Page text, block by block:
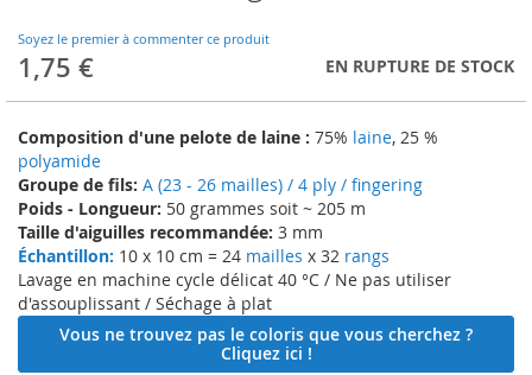
Soyez le premier à commenter ce produit
1,75 € EN RUPTURE DE STOCK
Composition d'une pelote de laine : 75% laine, 25 %
polyamide
Groupe de fils: A (23 - 26 mailles) / 4 ply / fingering
Poids - Longueur: 50 grammes soit ~ 205 m
Taille d'aiguilles recommandée: 3 mm
Échantillon: 10 x 10 cm = 24 mailles x 32 rangs
Lavage en machine cycle délicat 40 °C / Ne pas utiliser
d'assouplissant / Séchage à plat
Vous ne trouvez pas le coloris que vous cherchez ?
Cliquez ici !
beginning
of
the
gallery